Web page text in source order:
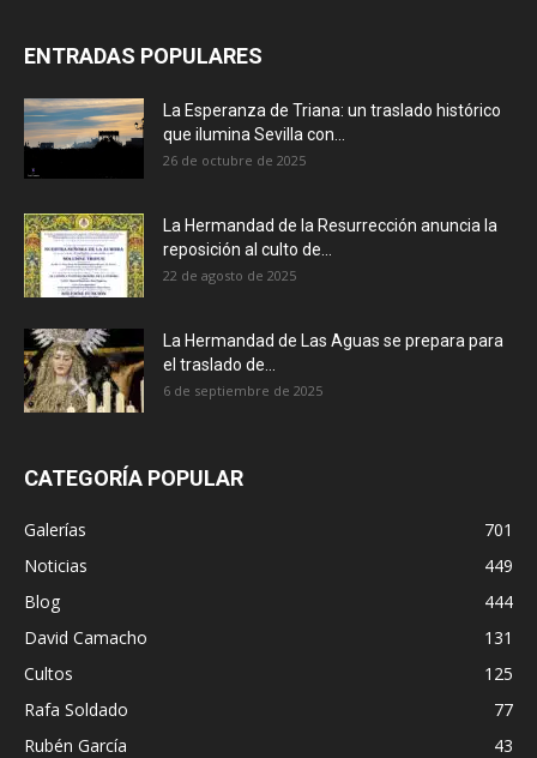
ENTRADAS POPULARES
La Esperanza de Triana: un traslado histórico
que ilumina Sevilla con...
26 de octubre de 2025
La Hermandad de la Resurrección anuncia la
reposición al culto de...
22 de agosto de 2025
La Hermandad de Las Aguas se prepara para
el traslado de...
6 de septiembre de 2025
CATEGORÍA POPULAR
Galerías
701
Noticias
449
Blog
444
David Camacho
131
Cultos
125
Rafa Soldado
77
Rubén García
43